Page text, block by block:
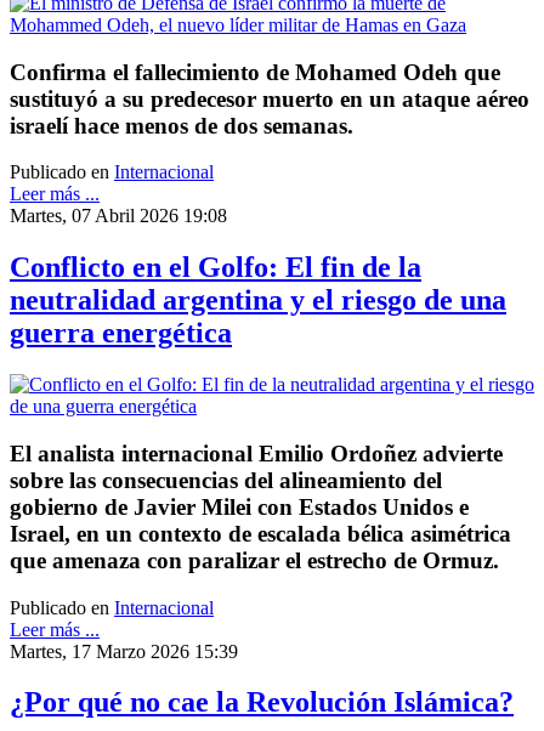
Confirma el fallecimiento de Mohamed Odeh que
sustituyó a su predecesor muerto en un ataque aéreo
israelí hace menos de dos semanas.
Publicado en Internacional
Leer más ...
Martes, 07 Abril 2026 19:08
Conflicto en el Golfo: El fin de la
neutralidad argentina y el riesgo de una
guerra energética
El analista internacional Emilio Ordoñez advierte
sobre las consecuencias del alineamiento del
gobierno de Javier Milei con Estados Unidos e
Israel, en un contexto de escalada bélica asimétrica
que amenaza con paralizar el estrecho de Ormuz.
Publicado en Internacional
Leer más ...
Martes, 17 Marzo 2026 15:39
¿Por qué no cae la Revolución Islámica?